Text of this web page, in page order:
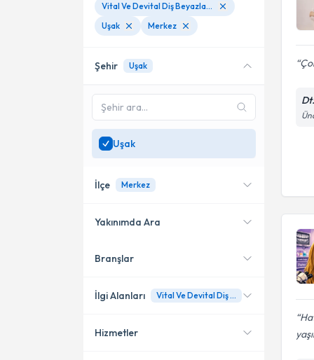
Vital Ve Devital Diş Beyazlatma (Ev Tipi, Ofis Tipi Ve Lazer Aktivasyonlu)
Uşak
Merkez
Şehir Uşak
Uşak
İlçe Merkez
Merkez
Yakınımda Ara
Konumuma yakın uzmanları
Branşlar
Diş Hekimi
İlgi Alanları Vital Ve Devital Diş Beyazlatma (Ev Tipi, Ofis Tipi Ve Lazer Aktivasyonlu)
Hizmetler